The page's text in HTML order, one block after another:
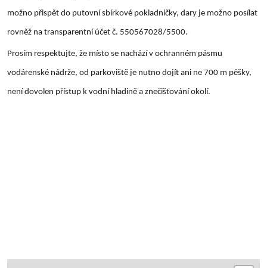
možno přispět do putovní sbírkové pokladničky, dary je možno posílat
rovněž na transparentní účet č. 550567028/5500.
Prosím respektujte, že místo se nachází v ochranném pásmu
vodárenské nádrže, od parkoviště je nutno dojít ani ne 700 m pěšky,
není dovolen přístup k vodní hladině a znečišťování okolí.